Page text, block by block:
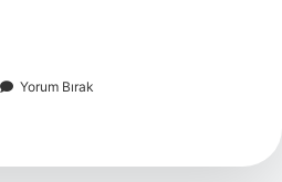
Yorum Bırak